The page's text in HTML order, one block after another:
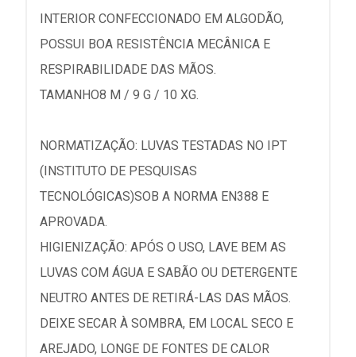
INTERIOR CONFECCIONADO EM ALGODÃO,
POSSUI BOA RESISTÊNCIA MECÂNICA E
RESPIRABILIDADE DAS MÃOS.
TAMANHO8 M / 9 G / 10 XG.
NORMATIZAÇÃO: LUVAS TESTADAS NO IPT
(INSTITUTO DE PESQUISAS
TECNOLÓGICAS)SOB A NORMA EN388 E
APROVADA.
HIGIENIZAÇÃO: APÓS O USO, LAVE BEM AS
LUVAS COM ÁGUA E SABÃO OU DETERGENTE
NEUTRO ANTES DE RETIRÁ-LAS DAS MÃOS.
DEIXE SECAR À SOMBRA, EM LOCAL SECO E
AREJADO, LONGE DE FONTES DE CALOR